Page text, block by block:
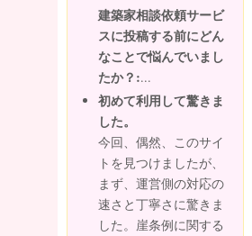
建築家相談依頼サービ
スに投稿する前にどん
なことで悩んでいまし
たか？:...
初めて利用して驚きま
した。
今回、偶然、このサイ
トを見つけましたが、
まず、運営側の対応の
速さと丁寧さに驚きま
した。崖条例に関する